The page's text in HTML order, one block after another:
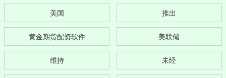
美国 推出
黄金期货配资软件 美联储
维持 未经